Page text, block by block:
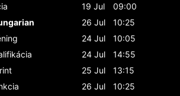
19 Jul
09:00
26 Jul
10:25
24 Jul
10:05
24 Jul
14:55
25 Jul
13:15
26 Jul
10:25